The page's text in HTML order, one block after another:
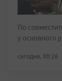
По
у основного
сегодня, 00:26